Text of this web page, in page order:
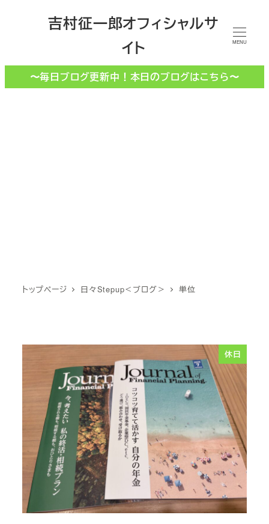
コ
吉村征一郎オフィシャルサ
イト
MENU
〜毎日ブログ更新中！本日のブログはこちら〜
トップページ 日々Stepup＜ブログ＞ 単位
休日